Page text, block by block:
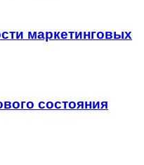
маркетинговых
состояния